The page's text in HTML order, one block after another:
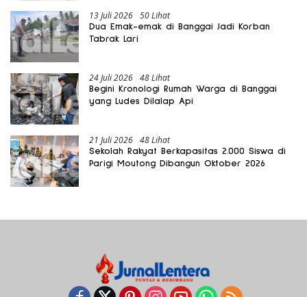
13 Juli 2026 50 Lihat
Dua Emak-emak di Banggai Jadi Korban
Tabrak Lari
24 Juli 2026 48 Lihat
Begini Kronologi Rumah Warga di Banggai
yang Ludes Dilalap Api
21 Juli 2026 48 Lihat
Sekolah Rakyat Berkapasitas 2.000 Siswa di
Parigi Moutong Dibangun Oktober 2026